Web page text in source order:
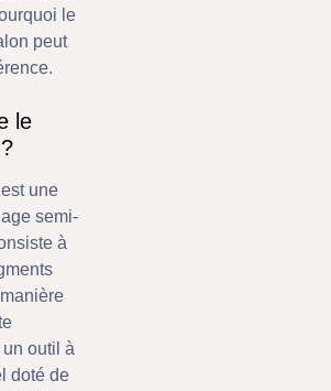
le
peut
le
une
semi-
à
outil à
doté de